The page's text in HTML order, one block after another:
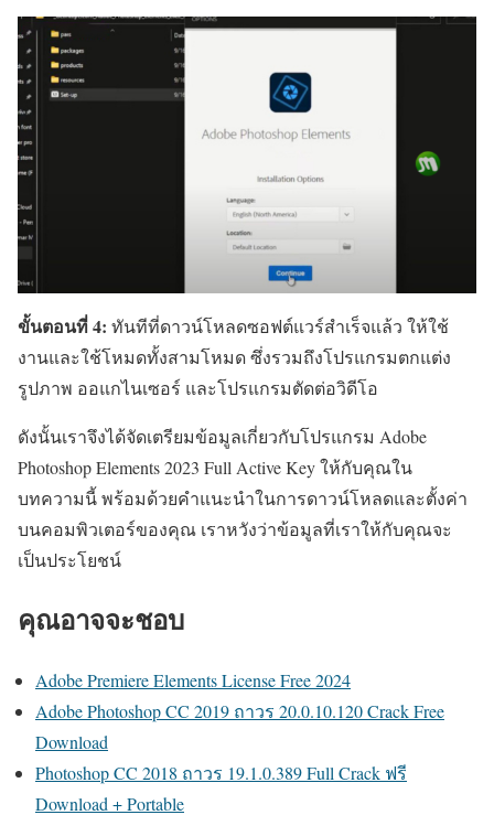
ขั้นตอนที่ 4: ทันทีที่ดาวน์โหลดซอฟต์แวร์สำเร็จแล้ว ให้ใช้
งานและใช้โหมดทั้งสามโหมด ซึ่งรวมถึงโปรแกรมตกแต่ง
รูปภาพ ออแกไนเซอร์ และโปรแกรมตัดต่อวิดีโอ
ดังนั้นเราจึงได้จัดเตรียมข้อมูลเกี่ยวกับโปรแกรม Adobe
Photoshop Elements 2023 Full Active Key ให้กับคุณใน
บทความนี้ พร้อมด้วยคำแนะนำในการดาวน์โหลดและตั้งค่า
บนคอมพิวเตอร์ของคุณ เราหวังว่าข้อมูลที่เราให้กับคุณจะ
เป็นประโยชน์
คุณอาจจะชอบ
Adobe Premiere Elements License Free 2024
Adobe Photoshop CC 2019 ถาวร 20.0.10.120 Crack Free
Download
Photoshop CC 2018 ถาวร 19.1.0.389 Full Crack ฟรี
Download + Portable